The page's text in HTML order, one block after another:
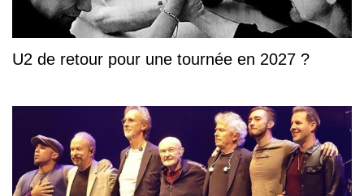
U2 de retour pour une tournée en 2027 ?